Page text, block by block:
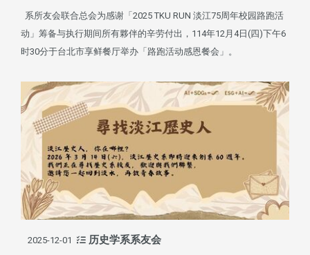
系所友会联合总会为感谢「2025 TKU RUN 淡江75周年校园路跑活
动」筹备与执行期间所有夥伴的辛劳付出，114年12月4日(四)下午6
时30分于台北市享鲜餐厅举办「路跑活动感恩餐会」。
2025-12-01 历史学系系友会